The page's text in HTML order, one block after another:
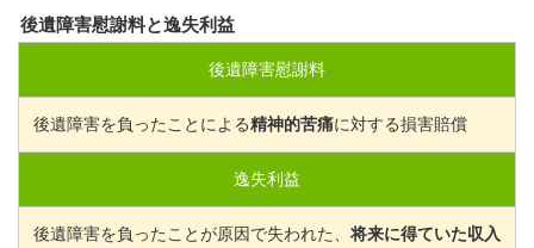
後遺障害慰謝料と逸失利益
後遺障害慰謝料
後遺障害を負ったことによる精神的苦痛に対する損害賠償
逸失利益
後遺障害を負ったことが原因で失われた、 将来に得ていた収入